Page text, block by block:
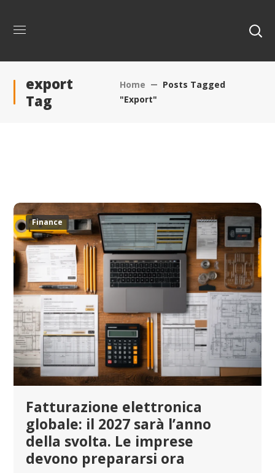
export
Tag
Home
Posts Tagged
"export"
Finance
Fatturazione elettronica
globale: il 2027 sarà l’anno
della svolta. Le imprese
devono prepararsi ora